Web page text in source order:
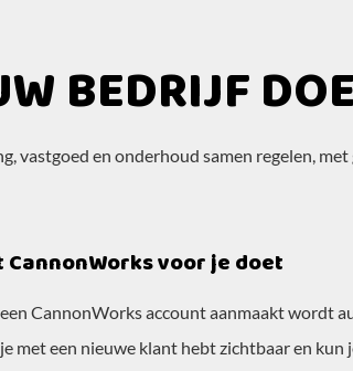
BEDRIJF
vastgoed en onderhoud samen regelen,
CannonWorks voor je doet
CannonWorks account aanmaakt wordt
met een nieuwe klant hebt zichtbaar en kun